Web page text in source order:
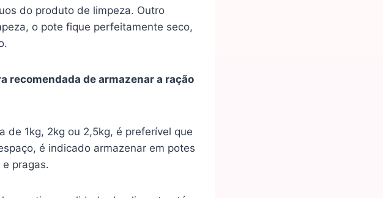
do produto de limpeza. Outro
o pote fique perfeitamente seco,
recomendada de armazenar a ração
de 1kg, 2kg ou 2,5kg, é preferível que
é indicado armazenar em potes
pragas.